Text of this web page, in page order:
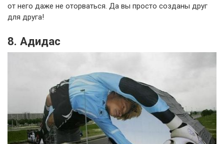
от него даже не оторваться. Да вы просто созданы друг
для друга!
8. Адидас